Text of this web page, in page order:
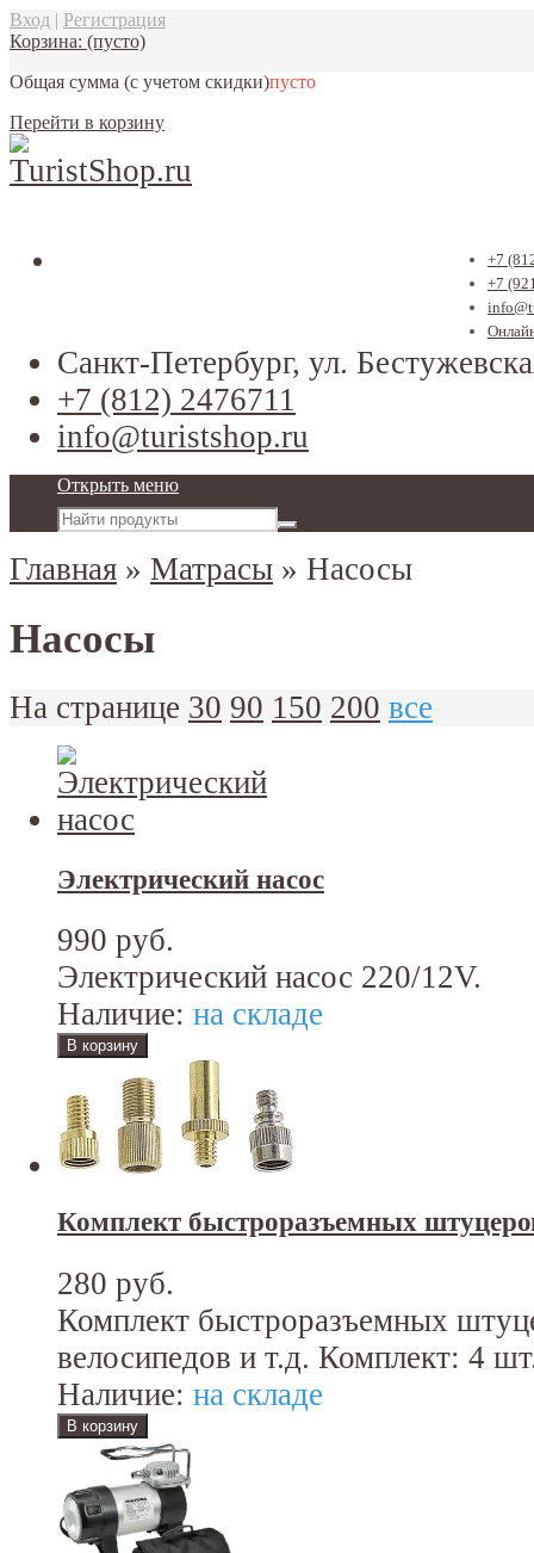
Вход | Регистрация
Корзина: (пусто)
Общая сумма (с учетом скидки)пусто
Перейти в корзину
+7
+7
Санкт-Петербург, ул.
+7 (812) 2476711
info@turistshop.ru
Открыть меню
Главная » Матрасы » Насосы
Насосы
На странице 30 90 150 200 все
Электрический насос
990 руб.
Электрический насос 220/12V.
Наличие: на складе
Комплект быстроразъемных
280 руб.
Комплект быстроразъемных
велосипедов и т.д. Комплект: 4
Наличие: на складе